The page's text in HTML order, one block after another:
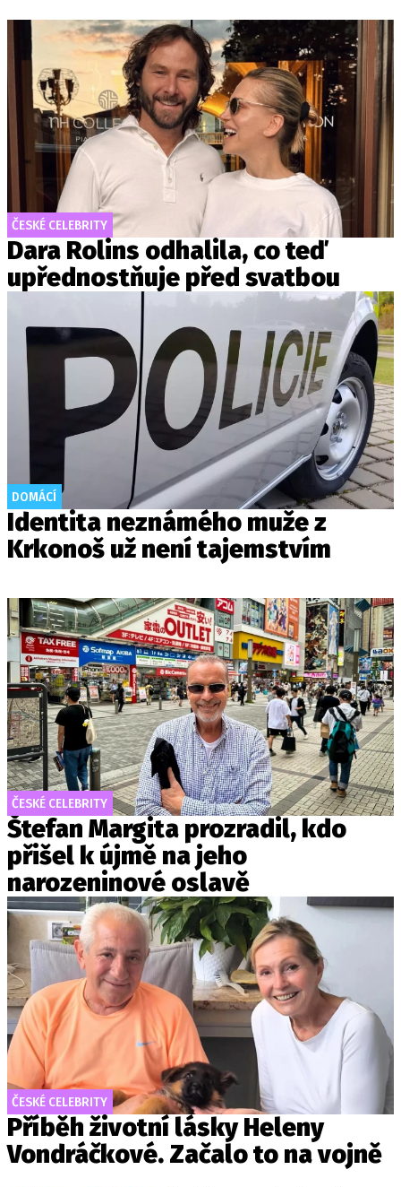
ČESKÉ CELEBRITY
Dara Rolins odhalila, co teď
upřednostňuje před svatbou
DOMÁCÍ
Identita neznámého muže z
Krkonoš už není tajemstvím
ČESKÉ CELEBRITY
Štefan Margita prozradil, kdo
přišel k újmě na jeho
narozeninové oslavě
ČESKÉ CELEBRITY
Příběh životní lásky Heleny
Vondráčkové. Začalo to na vojně